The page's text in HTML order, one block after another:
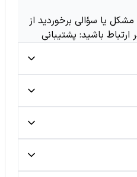
یا سؤالی برخوردید از
باشید: پشتیبانی